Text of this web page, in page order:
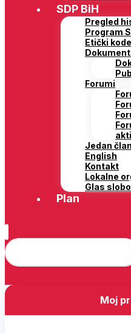
SDP BiH
Pregled
Program
Etički
Forumi
Jedan
English
Kontakt
Lokalne
Glas
Plan
Moj